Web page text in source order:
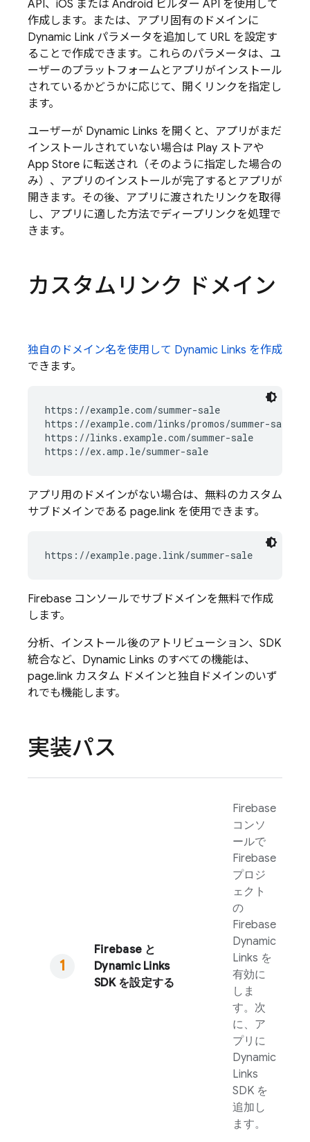
API、iOS または Android ビルダー API を使用して
作成します。または、アプリ固有のドメインに
Dynamic Link パラメータを追加して URL を設定す
ることで作成できます。これらのパラメータは、ユ
ーザーのプラットフォームとアプリがインストール
されているかどうかに応じて、開くリンクを指定し
ます。
ユーザーが Dynamic Links を開くと、アプリがまだ
インストールされていない場合は Play ストアや
App Store に転送され（そのように指定した場合の
み）、アプリのインストールが完了するとアプリが
開きます。その後、アプリに渡されたリンクを取得
し、アプリに適した方法でディープリンクを処理で
きます。
カスタムリンク ドメイン
独自のドメイン名を使用して Dynamic Links を作成
できます。
https://example.com/summer-sale
https://example.com/links/promos/summer-sale
https://links.example.com/summer-sale
アプリ用のドメインがない場合は、無料のカスタム
サブドメインである page.link を使用できます。
https://example.page.link/summer-sale
Firebase コンソールでサブドメインを無料で作成
します。
分析、インストール後のアトリビューション、SDK
統合など、 Dynamic Links のすべての機能は、
page.link カスタム ドメインと独自ドメインのいず
れでも機能します。
実装パス
Firebase と
Dynamic Links
SDK を設定する
Firebase
コンソ
ールで
Firebase
プロジ
ェクト
の
Firebase
Dynamic
Links を
有効に
しま
す。次
に、ア
プリに
Dynamic
Links
SDK を
追加し
ます。